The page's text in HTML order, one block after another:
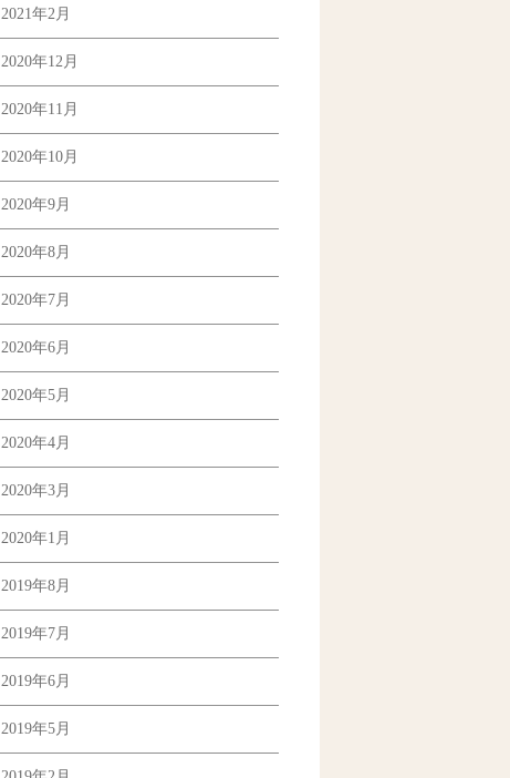
2021年2月
2020年12月
2020年11月
2020年10月
2020年9月
2020年8月
2020年7月
2020年6月
2020年5月
2020年4月
2020年3月
2020年1月
2019年8月
2019年7月
2019年6月
2019年5月